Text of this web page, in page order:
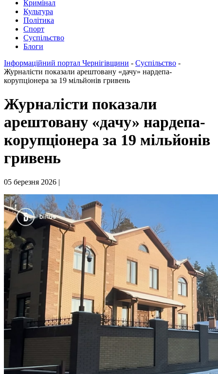
Кримінал
Культура
Політика
Спорт
Суспільство
Блоги
Інформаційний портал Чернігівщини - Суспільство -
Журналісти показали арештовану «дачу» нардепа-
корупціонера за 19 мільйонів гривень
Журналісти показали
арештовану «дачу» нардепа-
корупціонера за 19 мільйонів
гривень
05 березня 2026 |